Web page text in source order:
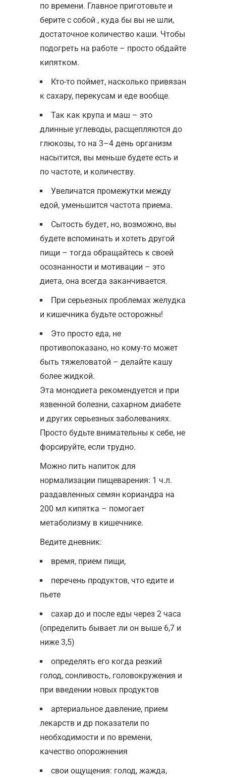
по времени. Главное приготовьте и
берите с собой , куда бы вы не шли,
достаточное количество каши. Чтобы
подогреть на работе – просто обдайте
кипятком.
Кто-то поймет, насколько привязан
к сахару, перекусам и еде вообще.
Так как крупа и маш – это
длинные углеводы, расщепляются до
глюкозы, то на 3–4 день организм
насытится, вы меньше будете есть и
по частоте, и количеству.
Увеличатся промежутки между
едой, уменьшится частота приема.
Сытость будет, но, возможно, вы
будете вспоминать и хотеть другой
пищи – тогда обращайтесь к своей
осознанности и мотивации – это
диета, она всегда заканчивается.
При серьезных проблемах желудка
и кишечника будьте осторожны!
Это просто еда, не
противопоказано, но кому-то может
быть тяжеловатой – делайте кашу
более жидкой.
Эта монодиета рекомендуется и при
язвенной болезни, сахарном диабете
и других серьезных заболеваниях.
Просто будьте внимательны к себе, не
форсируйте, если трудно.
Можно пить напиток для
нормализации пищеварения: 1 ч.л.
раздавленных семян кориандра на
200 мл кипятка – помогает
метаболизму в кишечнике.
Ведите дневник:
время, прием пищи,
перечень продуктов, что едите и
пьете
сахар до и после еды через 2 часа
(определить бывает ли он выше 6,7 и
ниже 3,5)
определять его когда резкий
голод, сонливость, головокружения и
при введении новых продуктов
артериальное давление, прием
лекарств и др показатели по
необходимости и по времени,
качество опорожнения
свои ощущения: голод, жажда,